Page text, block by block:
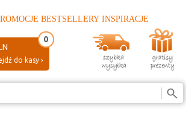
BESTSELLERY INSPIRACJE
0
do kasy ›